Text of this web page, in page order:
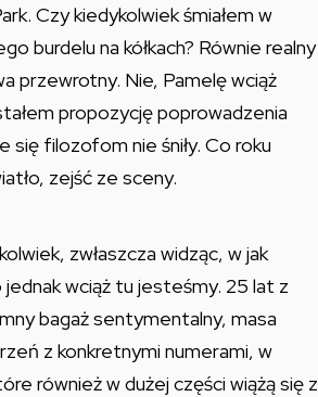
Czy kiedykolwiek śmiałem w
burdelu na kółkach? Równie realny
przewrotny. Nie, Pamelę wciąż
propozycję poprowadzenia
się filozofom nie śniły. Co roku
zejść ze sceny.
zwłaszcza widząc, w jak
wciąż tu jesteśmy. 25 lat z
bagaż sentymentalny, masa
z konkretnymi numerami, w
również w dużej części wiążą się z